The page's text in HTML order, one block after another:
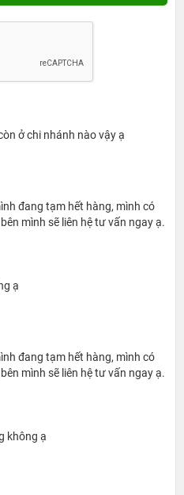
hơn
3 có thể vượt trội như thế
4 sẽ còn làm tốt hơn
mẽ của mình mà S4 có
mở ứng dụng cũng như
tăng cường nhiều hơn
1 cách trơn tru và nhịp
cũng rất lớn nữa, tận 16GB
trữ nhạc hay hình ảnh mà
44mm này.
tiến mà ngay cả loa cũng
khi âm thanh phát ra lại
ở chi nhánh nào vậy ạ
đang tạm hết hàng, mình có
mình sẽ liên hệ tư vấn ngay ạ.
ạ
đang tạm hết hàng, mình có
mình sẽ liên hệ tư vấn ngay ạ.
không ạ